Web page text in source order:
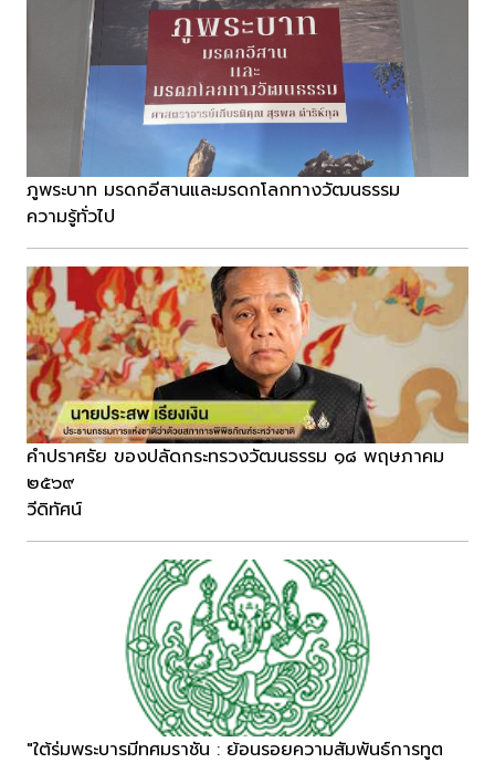
ภูพระบาท มรดกอีสานและมรดกโลกทางวัฒนธรรม
ความรู้ทั่วไป
คำปราศรัย ของปลัดกระทรวงวัฒนธรรม ๑๘ พฤษภาคม
๒๕๖๙
วีดิทัศน์
"ใต้ร่มพระบารมีทศมราชัน : ย้อนรอยความสัมพันธ์การทูต